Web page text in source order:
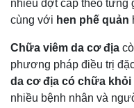
nhiều đợt cấp theo từng
cùng với hen phế quản
Chữa viêm da cơ địa
phương pháp điều trị
da cơ địa có chữa
nhiều bệnh nhân và